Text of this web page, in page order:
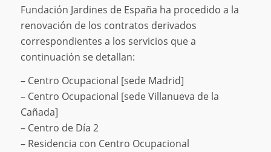
Fundación Jardines de España ha procedido a la
renovación de los contratos derivados
correspondientes a los servicios que a
continuación se detallan:
– Centro Ocupacional [sede Madrid]
– Centro Ocupacional [sede Villanueva de la
Cañada]
– Centro de Día 2
– Residencia con Centro Ocupacional